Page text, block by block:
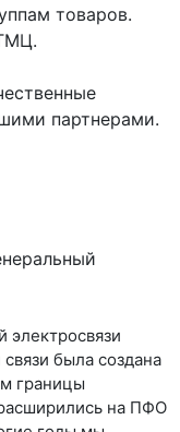
товаров.
партнерами.
электросвязи
была создана
границы
на ПФО